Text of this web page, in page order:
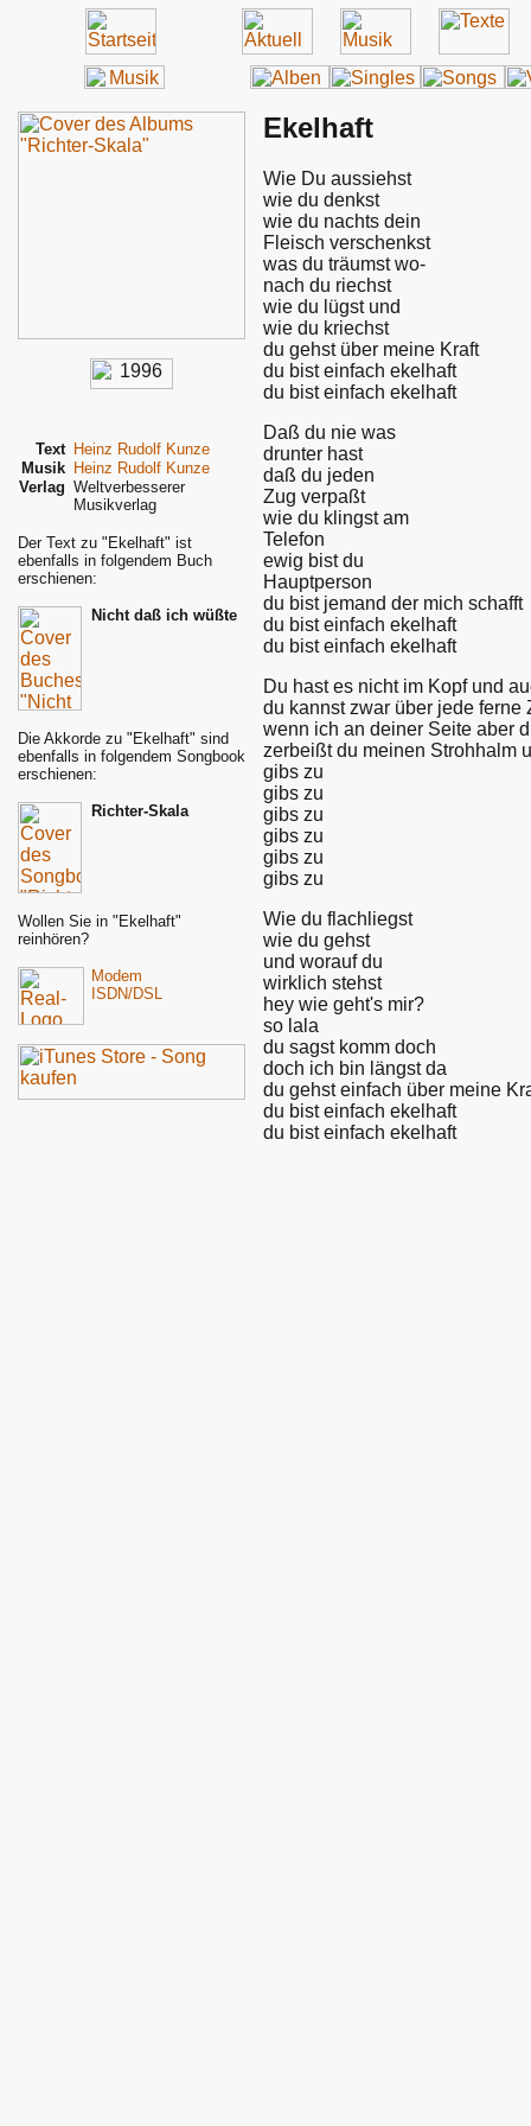
Text Heinz Rudolf Kunze
Musik Heinz Rudolf Kunze
Verlag Weltverbesserer
Musikverlag
Der Text zu "Ekelhaft" ist
ebenfalls in folgendem Buch
erschienen:
Nicht daß ich wüßte
Die Akkorde zu "Ekelhaft" sind
ebenfalls in folgendem Songbook
erschienen:
Richter-Skala
Wollen Sie in "Ekelhaft"
reinhören?
Modem
ISDN/DSL
Ekelhaft
Wie Du aussiehst
wie du denkst
wie du nachts dein
Fleisch verschenkst
was du träumst wo-
nach du riechst
wie du lügst und
wie du kriechst
du gehst über meine Kraft
du bist einfach ekelhaft
du bist einfach ekelhaft
Daß du nie was
drunter hast
daß du jeden
Zug verpaßt
wie du klingst am
Telefon
ewig bist du
Hauptperson
du bist jemand der mich schafft
du bist einfach ekelhaft
du bist einfach ekelhaft
Du hast es nicht im Kopf und
du kannst zwar über jede
wenn ich an deiner Seite aber
zerbeißt du meinen Strohhalm
gibs zu
gibs zu
gibs zu
gibs zu
gibs zu
gibs zu
Wie du flachliegst
wie du gehst
und worauf du
wirklich stehst
hey wie geht's mir?
so lala
du sagst komm doch
doch ich bin längst da
du gehst einfach über meine
du bist einfach ekelhaft
du bist einfach ekelhaft